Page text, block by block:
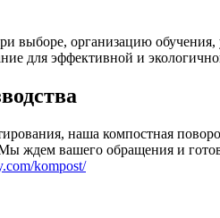
выборе, организацию
для эффективной и
наша компостная
ждем вашего обращения и
kompost/